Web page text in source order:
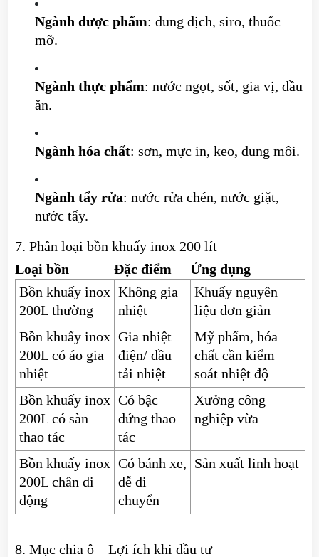
Ngành dược phẩm: dung dịch, siro, thuốc
mỡ.
Ngành thực phẩm: nước ngọt, sốt, gia vị, dầu
ăn.
Ngành hóa chất: sơn, mực in, keo, dung môi.
Ngành tẩy rửa: nước rửa chén, nước giặt,
nước tẩy.
7. Phân loại bồn khuấy inox 200 lít
Loại bồn
Đặc điểm
Ứng dụng
Bồn khuấy inox
200L thường
Không gia
nhiệt
Khuấy nguyên
liệu đơn giản
Bồn khuấy inox
200L có áo gia
nhiệt
Gia nhiệt
điện/ dầu
tải nhiệt
Mỹ phẩm, hóa
chất cần kiểm
soát nhiệt độ
Bồn khuấy inox
200L có sàn
thao tác
Có bậc
đứng thao
tác
Xưởng công
nghiệp vừa
Bồn khuấy inox
200L chân di
động
Có bánh xe,
dễ di
chuyển
Sản xuất linh hoạt
8. Mục chia ô – Lợi ích khi đầu tư